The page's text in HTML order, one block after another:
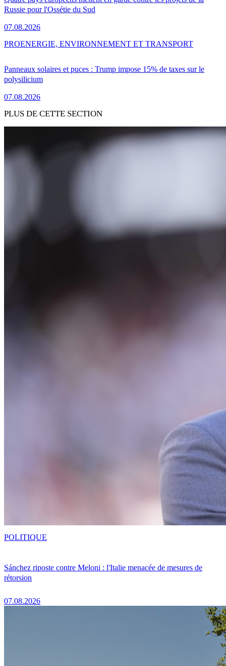
Russie pour l'Ossétie du Sud
07.08.2026
Panneaux solaires et puces : Trump impose 15% de taxes sur le
polysilicium
07.08.2026
PROENERGIE, ENVIRONNEMENT ET TRANSPORT
PLUS DE CETTE SECTION
Sánchez riposte contre Meloni : l'Italie menacée de mesures de
rétorsion
07.08.2026
POLITIQUE